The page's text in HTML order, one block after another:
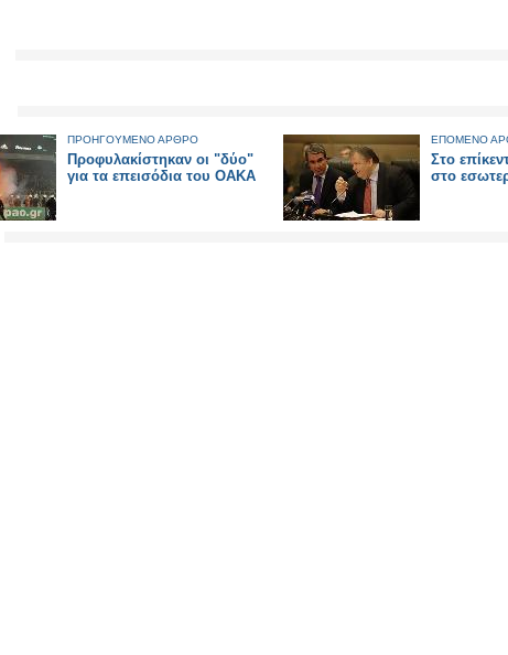
ΠΡΟΗΓΟΥΜΕΝΟ ΑΡΘΡΟ
Προφυλακίστηκαν οι "δύο"
για τα επεισόδια του ΟΑΚΑ
ΕΠΟΜΕΝΟ
Στο
στο